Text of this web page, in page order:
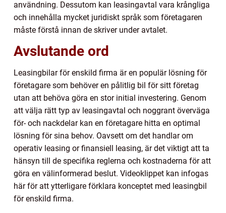
användning. Dessutom kan leasingavtal vara krångliga
och innehålla mycket juridiskt språk som företagaren
måste förstå innan de skriver under avtalet.
Avslutande ord
Leasingbilar för enskild firma är en populär lösning för
företagare som behöver en pålitlig bil för sitt företag
utan att behöva göra en stor initial investering. Genom
att välja rätt typ av leasingavtal och noggrant överväga
för- och nackdelar kan en företagare hitta en optimal
lösning för sina behov. Oavsett om det handlar om
operativ leasing or finansiell leasing, är det viktigt att ta
hänsyn till de specifika reglerna och kostnaderna för att
göra en välinformerad beslut. Videoklippet kan infogas
här för att ytterligare förklara konceptet med leasingbil
för enskild firma.